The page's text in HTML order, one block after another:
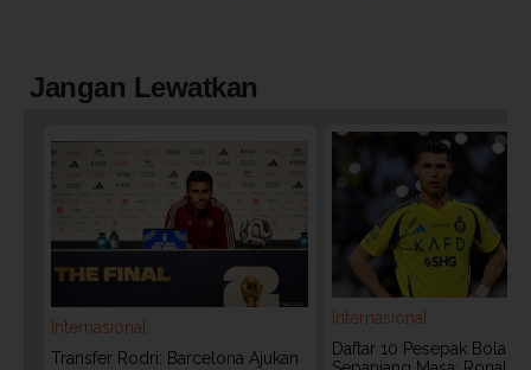
Jangan Lewatkan
Internasional
Transfer Rodri: Barcelona Ajukan
Internasional
Daftar 10 Pesepak Bola